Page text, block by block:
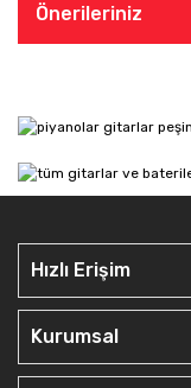
Önerileriniz
Hızlı Erişim
Kurumsal